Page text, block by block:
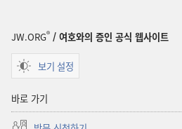
JW.ORG® / 여호와의 증인 공식 웹사이트
보기 설정
바로 가기